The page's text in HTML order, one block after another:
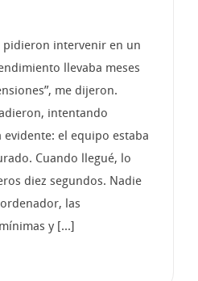
pidieron intervenir en un
llevaba meses
me dijeron.
intentando
evidente: el equipo estaba
Cuando llegué, lo
diez segundos. Nadie
las
y [...]